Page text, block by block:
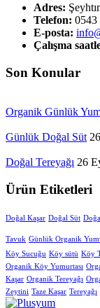
Adres:
Telefon: 0543
E-posta:
Çalışma
Son Konular
Organik Günlük
Günlük Doğal Süt
Doğal Tereyağı 26
Ürün Etiketleri
Doğal Kaşar Doğal Süt
Tavuk Günlük Organik
Köy Sucuğu Köy sütü Köy
Organik Köy Yumurtası
Kaşar Organik Tereyağı
Zeytini Taze Kaşar Tereyağı